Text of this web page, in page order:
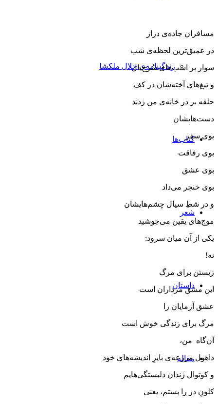
زندگینامه‌ی جلال ملکشا
کتاب‌ها
شعر
داستان
مقاله‌
مسافران جاده‌ی دراز
در عمیق‌ترین لحظه‌ی شب
سوار بر اسب‌های سُرخ‌یال
و تیغ‌های آخته‌‌شان در كف
حلقه بر در خانه‌ی من زدند
دست‌هایشان
بوی سفر
بوی رفاقت
بوی عشق
بوی خنجر می‌داد
و در شطِ سیال چشم‌هایشان
موج‌های یقین می‌جوشید
یكی از آن میان سرود:
نه!
زیستن برای مرگ
این مشق مرداران است
عشق آزمایان را
مرگ برای زندگی خوش است
آن‌گاه من،
داهول مزرعه‌ی بایرِ اندیشه‌های خود
و كوتوال زندان دلبستگی‌هایم
كلونِ در را بستم، یعنی